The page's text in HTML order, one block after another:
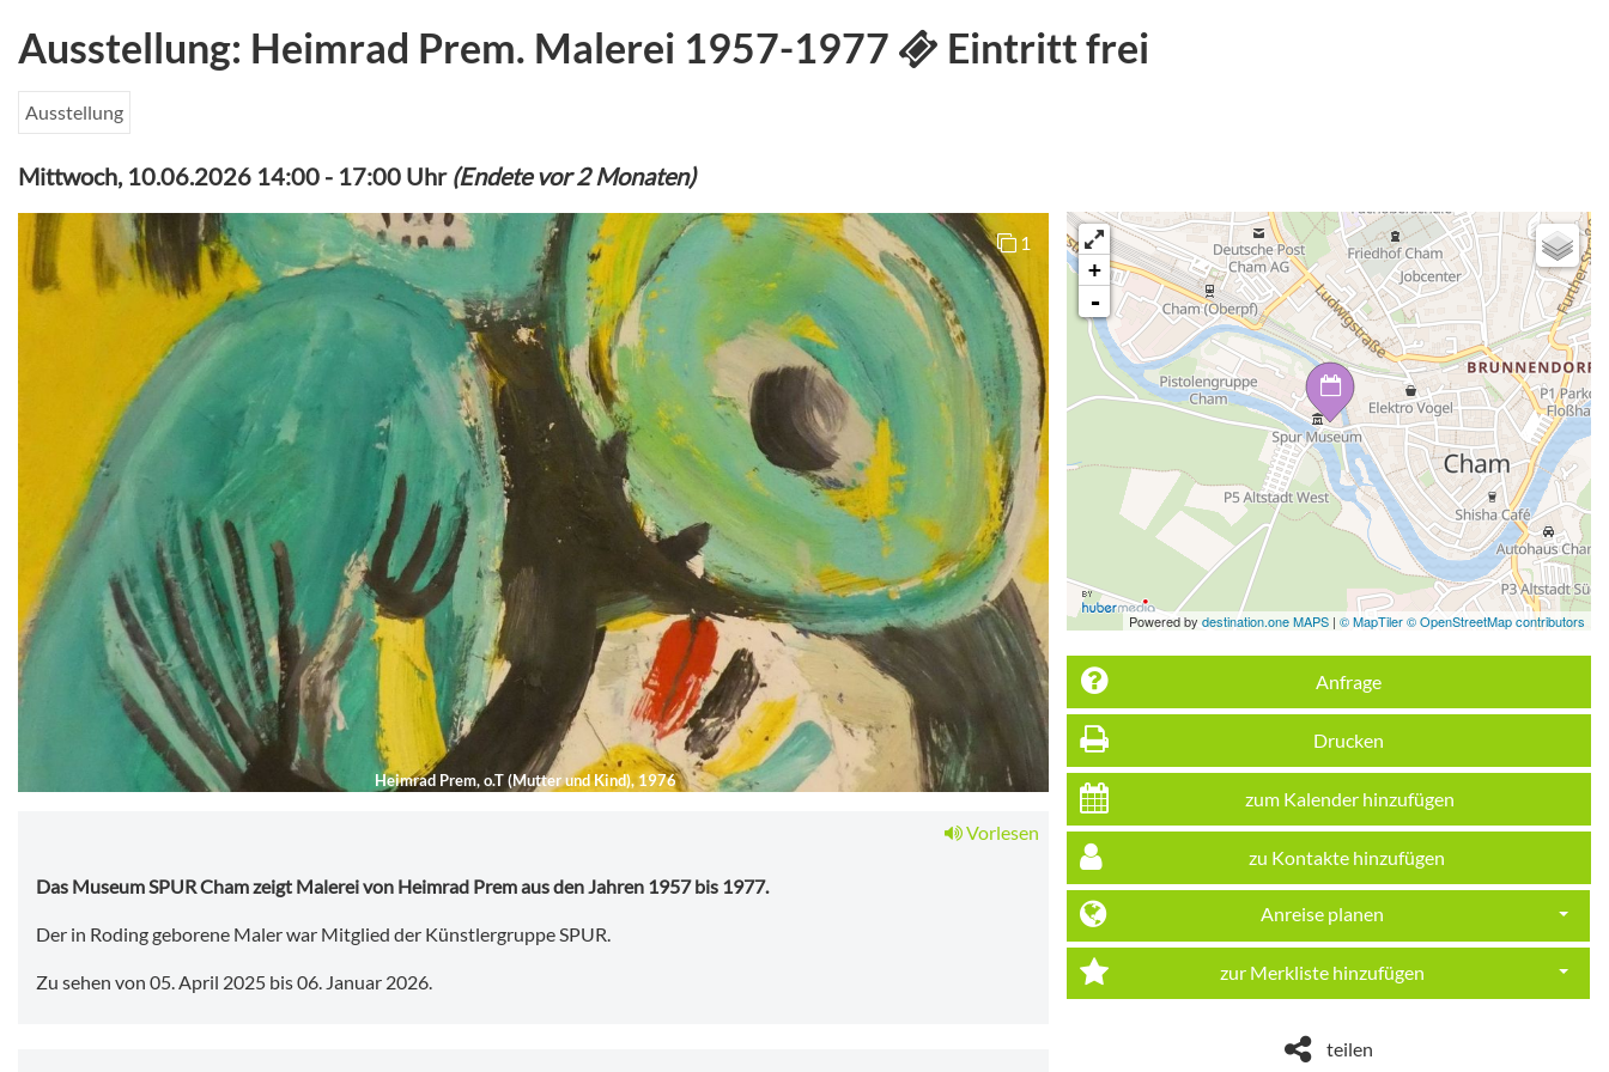
Ausstellung: Heimrad Prem. Malerei 1957-1977 Eintritt frei
Ausstellung
Mittwoch, 10.06.2026 14:00 - 17:00 Uhr(Endete vor 2 Monaten)
Heimrad Prem, o.T (Mutter und Kind), 1976
1
Vorlesen
Das Museum SPUR Cham zeigt Malerei von Heimrad Prem aus den Jahren 1957 bis 1977.
Der in Roding geborene Maler war Mitglied der Künstlergruppe SPUR.
Zu sehen von 05. April 2025 bis 06. Januar 2026.
+
-
Powered bydestination.one MAPS | © MapTiler © OpenStreetMap contributors
Anfrage
Drucken
zum Kalender hinzufügen
zu Kontakte hinzufügen
Anreise planen
zur Merkliste hinzufügen
teilen